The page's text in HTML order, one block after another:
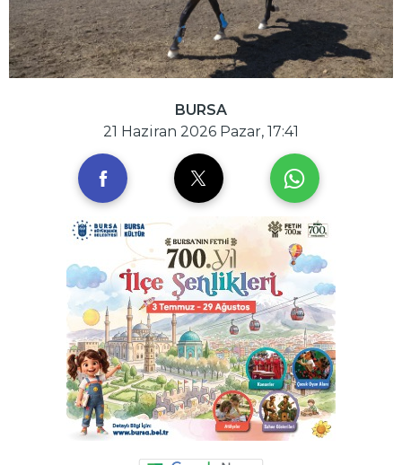
BURSA
21 Haziran 2026 Pazar, 17:41